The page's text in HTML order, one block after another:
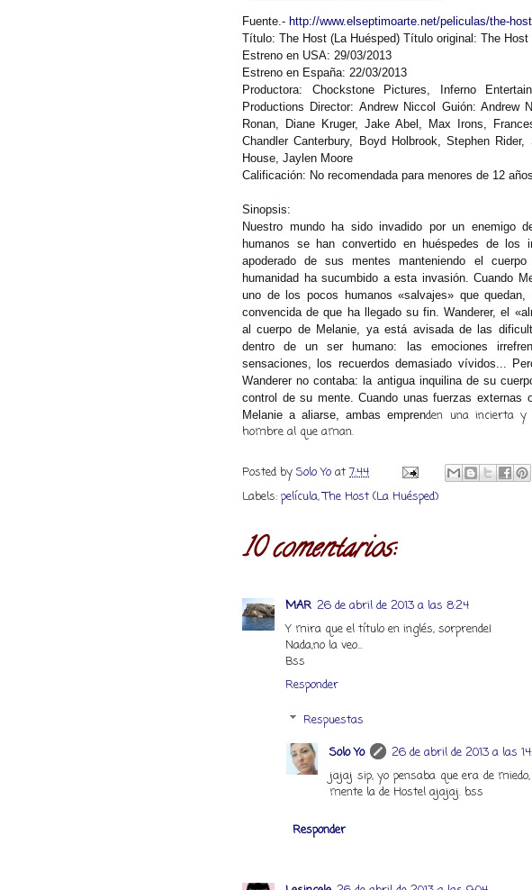
Fuente.- http://www.elseptimoarte.net/peliculas/the-
Título: The Host (La Huésped) Título original: The Host
Estreno en USA: 29/03/2013
Estreno en España: 22/03/2013
Productora: Chockstone Pictures, Inferno
Productions Director: Andrew Niccol Guión: Andrew
Ronan, Diane Kruger, Jake Abel, Max Irons,
Chandler Canterbury, Boyd Holbrook, Stephen
House, Jaylen Moore
Calificación: No recomendada para menores de 12 años
Sinopsis:
Nuestro mundo ha sido invadido por un enemigo
humanos se han convertido en huéspedes de los
apoderado de sus mentes manteniendo el
humanidad ha sucumbido a esta invasión. Cuando
uno de los pocos humanos «salvajes» que
convencida de que ha llegado su fin. Wanderer, el
al cuerpo de Melanie, ya está avisada de las
dentro de un ser humano: las emociones
sensaciones, los recuerdos demasiado vívidos...
Wanderer no contaba: la antigua inquilina de su
control de su mente. Cuando unas fuerzas externas
Melanie a aliarse, ambas emprenden una incierta y
hombre al que aman.
Posted by Solo Yo at7:44
Labels: película,The Host (La Huésped)
10 comentarios:
MAR 26 de abril de 2013 a las 8:24
Y mira que el título en inglés, sorprende¡
Nada,no la veo...
Bss
Responder
Respuestas
Solo Yo
26 de abril de 2013 a las
jajaj sip, yo pensaba que era de
mente la de Hostel ajajaj. bss
Responder